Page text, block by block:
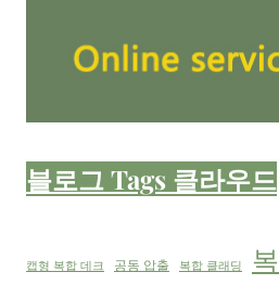
블로그 Tags 클라우드
캡형 복합 데크 공동 압출 복합 클래딩